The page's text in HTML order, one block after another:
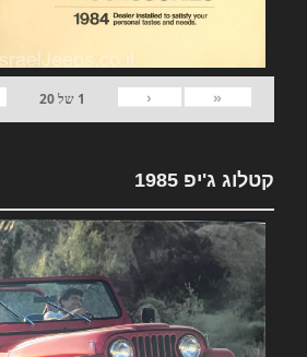
«
‹
1 של20
קטלוג ג'יפ 1985